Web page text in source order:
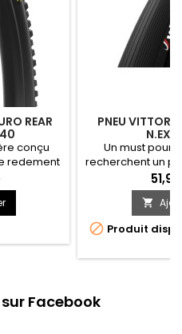
REAR
conçu
redement
avec le
Magi-X.
les
PNEU
Un must pour
recherchent un
chronos! Un
terrains. Le
des

 Produit
Facebook